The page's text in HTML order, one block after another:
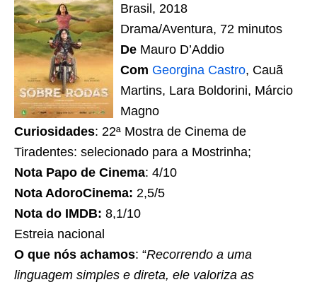
Brasil, 2018
Drama/Aventura, 72 minutos
De Mauro D’Addio
Com Georgina Castro, Cauã
Martins, Lara Boldorini, Márcio
Magno
Curiosidades: 22ª Mostra de Cinema de
Tiradentes: selecionado para a Mostrinha;
Nota Papo de Cinema: 4/10
Nota AdoroCinema: 2,5/5
Nota do IMDB: 8,1/10
Estreia nacional
O que nós achamos: “Recorrendo a uma
linguagem simples e direta, ele valoriza as